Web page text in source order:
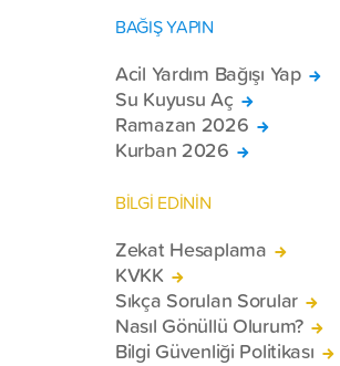
BAĞIŞ YAPIN
Acil Yardım Bağışı Yap
Su Kuyusu Aç
Ramazan 2026
Kurban 2026
BİLGİ EDİNİN
Zekat Hesaplama
KVKK
Sıkça Sorulan Sorular
Nasıl Gönüllü Olurum?
Bilgi Güvenliği Politikası